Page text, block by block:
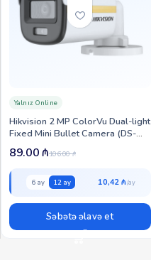
Hikvision 2 MP ColorVu Dual-light
Fixed Mini Bullet Camera (DS-
2CE10DF3T-LFS)
Yalnız Online
106.00₼
89.00₼
6 ay 12 ay 10,42 ₼
Səbətə əlavə et